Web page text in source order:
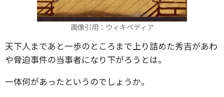
画像引用：ウィキペディア
天下人まであと一歩のところまで上り詰めた秀吉があわ
や脅迫事件の当事者になり下がろうとは。
一体何があったというのでしょうか。